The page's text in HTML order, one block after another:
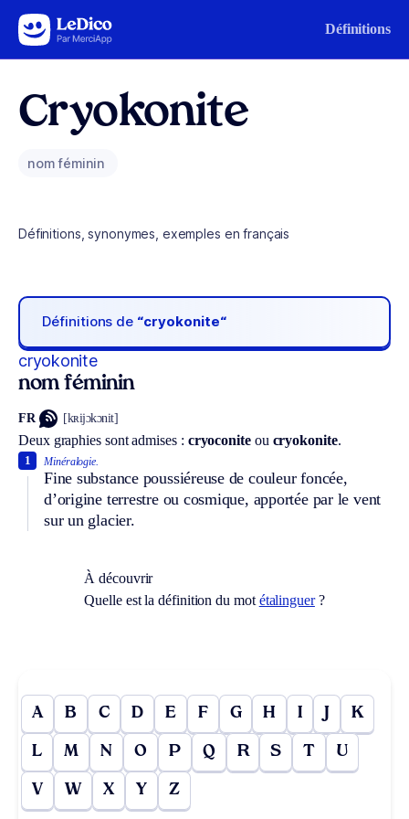
Aller au contenu Définitions
Cryokonite
nom féminin
Définitions, synonymes, exemples en français
Définitions de “cryokonite“
cryokonite
nom féminin
FR [kʀijɔkɔnit]
Deux graphies sont admises : cryoconiteou cryokonite.
Minéralogie.
Fine substance poussiéreuse de couleur foncée,
d’origine terrestre ou cosmique, apportée par le vent
sur un glacier.
1
À découvrir
Quelle est la définition du mot étalinguer?
A B C D E F G H I J K
L M N O P Q R S T U
V W X Y Z